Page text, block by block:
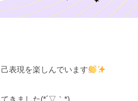
表現を楽しんでいます